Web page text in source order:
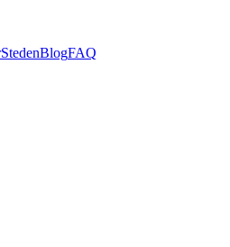
StedenBlogFAQ